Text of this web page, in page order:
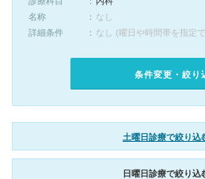
名称
なし
詳細条件
なし (曜日や時間帯を指定
条件変更・絞り
土曜日診療で絞り込
日曜日診療で絞り込